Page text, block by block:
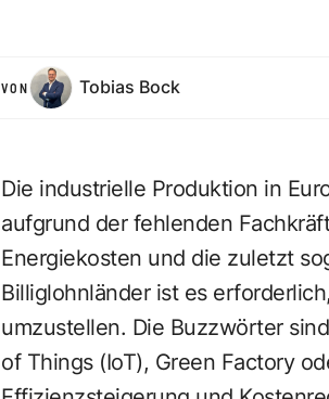
VON Tobias Bock
Die industrielle Produktion in
aufgrund der fehlenden
Energiekosten und die zuletzt
Billiglohnländer ist es
umzustellen. Die Buzzwörter
of Things (IoT), Green Factory